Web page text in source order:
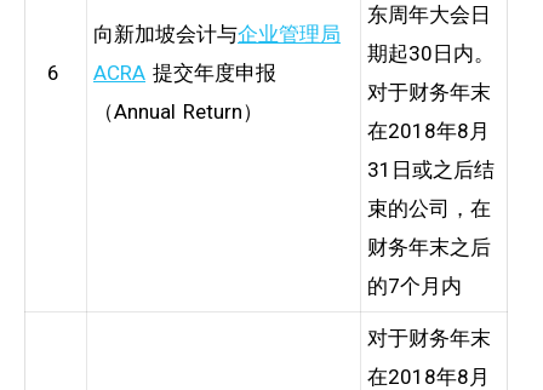
6
向新加坡会计与企业管理局
ACRA 提交年度申报
（Annual Return）
东周年大会日
期起30日内。
对于财务年末
在2018年8月
31日或之后结
束的公司，在
财务年末之后
的7个月内
对于财务年末
在2018年8月